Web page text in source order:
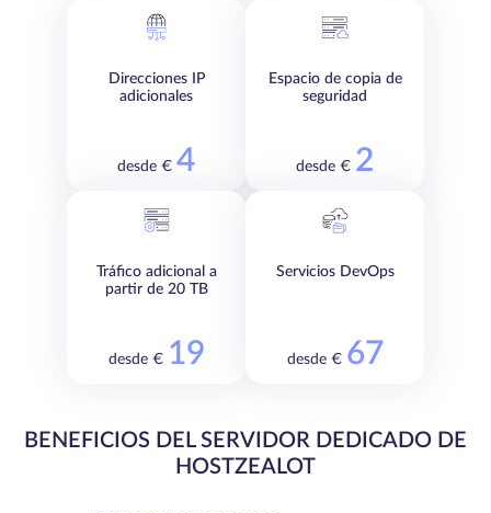
Direcciones IP
adicionales
desde € 4
Espacio de copia de
seguridad
desde € 2
Tráfico adicional a
partir de 20 TB
desde € 19
Servicios DevOps
desde € 67
BENEFICIOS DEL SERVIDOR DEDICADO DE
HOSTZEALOT